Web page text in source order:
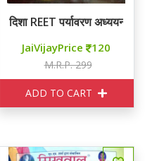
दिशा REET पर्यावरण अध्ययन
JaiVijayPrice 120
M.R.P. 299
ADD TO CART